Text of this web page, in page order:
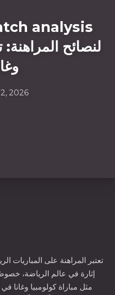
analysis
لنصائح
2026
تعتبر المراهنة على المباريات
إثارة في عالم الرياضة،